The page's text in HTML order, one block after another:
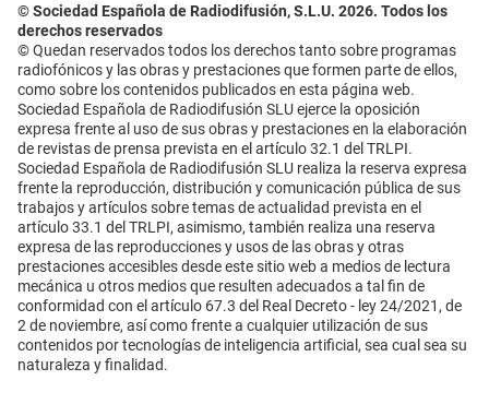
© Sociedad Española de Radiodifusión, S.L.U. 2026. Todos los
derechos reservados
© Quedan reservados todos los derechos tanto sobre programas
radiofónicos y las obras y prestaciones que formen parte de ellos,
como sobre los contenidos publicados en esta página web.
Sociedad Española de Radiodifusión SLU ejerce la oposición
expresa frente al uso de sus obras y prestaciones en la elaboración
de revistas de prensa prevista en el artículo 32.1 del TRLPI.
Sociedad Española de Radiodifusión SLU realiza la reserva expresa
frente la reproducción, distribución y comunicación pública de sus
trabajos y artículos sobre temas de actualidad prevista en el
artículo 33.1 del TRLPI, asimismo, también realiza una reserva
expresa de las reproducciones y usos de las obras y otras
prestaciones accesibles desde este sitio web a medios de lectura
mecánica u otros medios que resulten adecuados a tal fin de
conformidad con el artículo 67.3 del Real Decreto - ley 24/2021, de
2 de noviembre, así como frente a cualquier utilización de sus
contenidos por tecnologías de inteligencia artificial, sea cual sea su
naturaleza y finalidad.